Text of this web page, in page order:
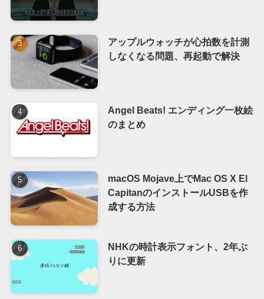
アップルウォッチが心拍数を計測
しなくなる問題、再起動で解決
Angel Beats! エンディング一枚絵
のまとめ
macOS Mojave上でMac OS X El
CapitanのインストールUSBを作
成する方法
NHKの時計表示フォント、2年ぶ
りに更新